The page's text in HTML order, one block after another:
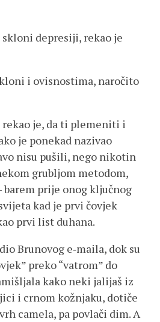
depresiji, rekao je
i ovisnostima, naročito
rekao je, da ti plemeniti i
je ponekad nazivao
nisu pušili, nego nikotin
grubljom metodom,
barem prije onog ključnog
kad je prvi čovjek
prvi list duhana.
Brunovog e‑maila, dok su
preko “vatrom” do
kako neki jalijaš iz
i crnom kožnjaku, dotiče
camela, pa povlači dim. A